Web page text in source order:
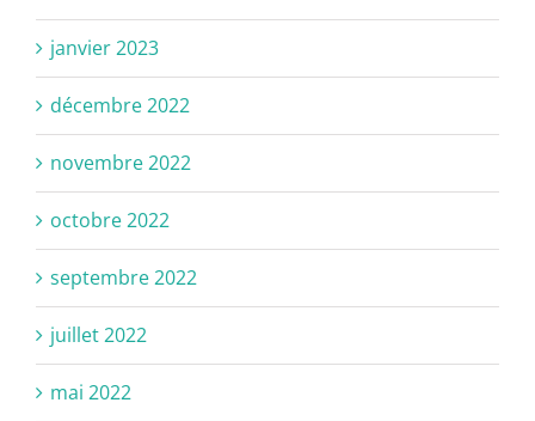
janvier 2023
décembre 2022
novembre 2022
octobre 2022
septembre 2022
juillet 2022
mai 2022